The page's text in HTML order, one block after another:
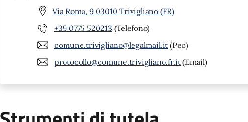
Via Roma, 9 03010 Trivigliano (FR)
+39 0775 520213 (Telefono)
comune.trivigliano@legalmail.it (Pec)
protocollo@comune.trivigliano.fr.it (Email)